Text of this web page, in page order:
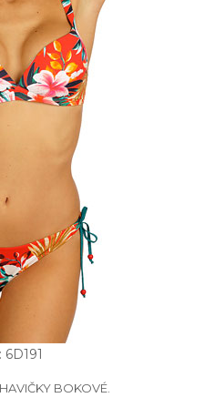
6D191
BOKOVÉ.